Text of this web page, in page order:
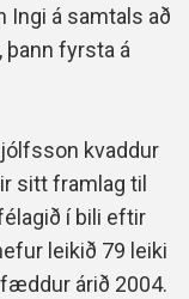
Ingi á samtals að
þann fyrsta á
kvaddur
sitt framlag til
í bili eftir
leikið 79 leiki
árið 2004.